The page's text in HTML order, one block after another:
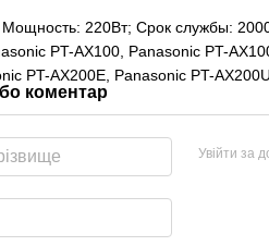
220Вт; Срок службы:
PT-AX100, Panasonic PT-
PT-AX200E, Panasonic PT-AX200U
коментар
Увійти за